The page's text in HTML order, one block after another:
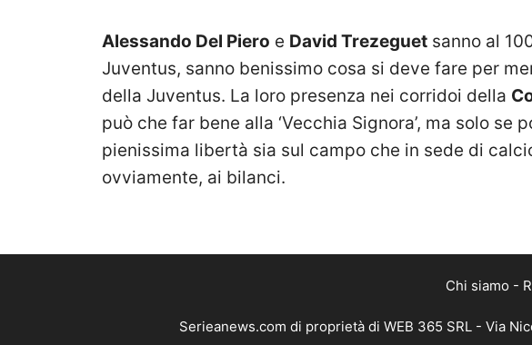
Alessando Del Piero e David Trezeguet sanno al
Juventus, sanno benissimo cosa si deve fare per
della Juventus. La loro presenza nei corridoi della
può che far bene alla ‘Vecchia Signora’, ma solo se
pienissima libertà sia sul campo che in sede di
ovviamente, ai bilanci.
Chi siamo -
Serieanews.com di proprietà di WEB 365 SRL - Via